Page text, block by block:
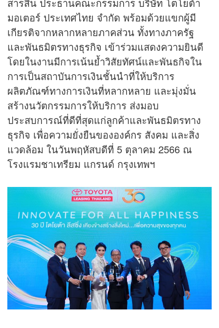
มอเตอร์ ประเทศไทย จำกัด พร้อมด้วยแขกผู้มี
เกียรติจากหลากหลายภาคส่วน ทั้งทางภาครัฐ
และพันธมิตรทางธุรกิจ เข้าร่วมแสดงความยินดี
โดยในงานมีการเน้นย้ำวิสัยทัศน์และพันธกิจใน
การเป็นสถาบันการเงินชั้นนำที่ให้บริการ
ผลิตภัณฑ์ทางการเงินที่หลากหลาย และมุ่งมั่น
สร้างนวัตกรรมการให้บริการ ส่งมอบ
ประสบการณ์ที่ดีที่สุดแก่ลูกค้าและพันธมิตรทาง
ธุรกิจ เพื่อความยั่งยืนขององค์กร สังคม และสิ่ง
แวดล้อม ในวันพฤหัสบดีที่ 5 ตุลาคม 2566 ณ
โรงแรมชาเทรียม แกรนด์ กรุงเทพฯ